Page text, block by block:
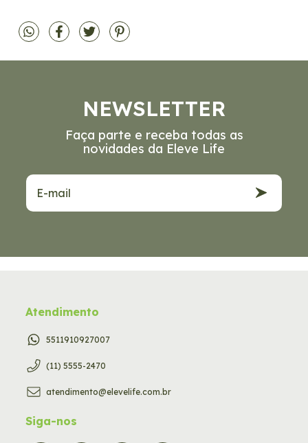
NEWSLETTER
Faça parte e receba todas as
novidades da Eleve Life
Atendimento
5511910927007
(11) 5555-2470
atendimento@elevelife.com.br
Siga-nos